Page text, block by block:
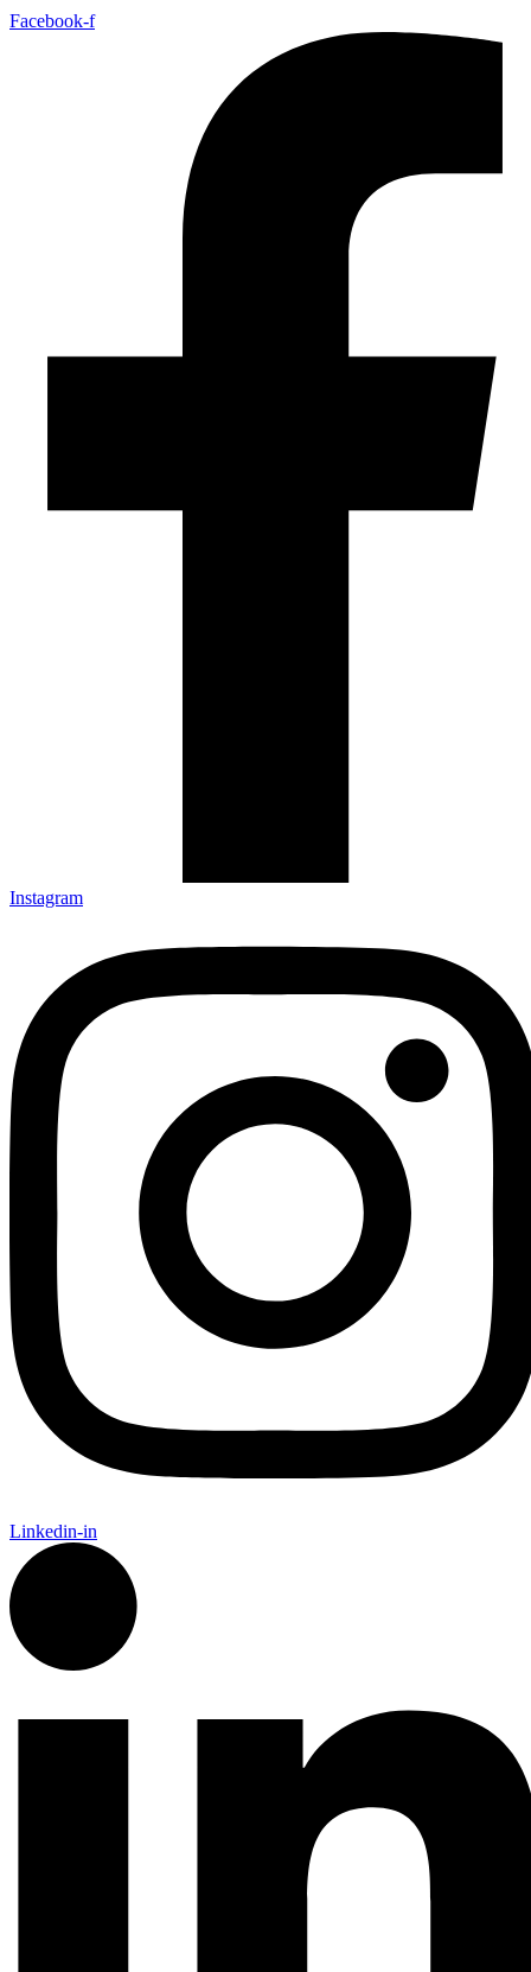
Facebook-f
Instagram
Linkedin-in